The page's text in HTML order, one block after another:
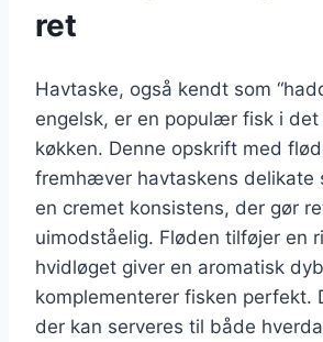
ret
Havtaske, også kendt som
engelsk, er en populær fisk i det
køkken. Denne opskrift med
fremhæver havtaskens delikate
en cremet konsistens, der gør
uimodståelig. Fløden tilføjer en
hvidløget giver en aromatisk
komplementerer fisken perfekt.
der kan serveres til både